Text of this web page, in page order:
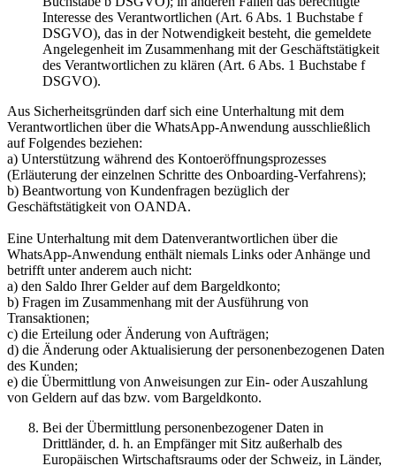
Interesse des Verantwortlichen (Art. 6 Abs. 1 Buchstabe f
DSGVO), das in der Notwendigkeit besteht, die gemeldete
Angelegenheit im Zusammenhang mit der Geschäftstätigkeit
des Verantwortlichen zu klären (Art. 6 Abs. 1 Buchstabe f
DSGVO).
Aus Sicherheitsgründen darf sich eine Unterhaltung mit dem
Verantwortlichen über die WhatsApp-Anwendung ausschließlich
auf Folgendes beziehen:
a) Unterstützung während des Kontoeröffnungsprozesses
(Erläuterung der einzelnen Schritte des Onboarding-Verfahrens);
b) Beantwortung von Kundenfragen bezüglich der
Geschäftstätigkeit von OANDA.
Eine Unterhaltung mit dem Datenverantwortlichen über die
WhatsApp-Anwendung enthält niemals Links oder Anhänge und
betrifft unter anderem auch nicht:
a) den Saldo Ihrer Gelder auf dem Bargeldkonto;
b) Fragen im Zusammenhang mit der Ausführung von
Transaktionen;
c) die Erteilung oder Änderung von Aufträgen;
d) die Änderung oder Aktualisierung der personenbezogenen Daten
des Kunden;
e) die Übermittlung von Anweisungen zur Ein- oder Auszahlung
von Geldern auf das bzw. vom Bargeldkonto.
Bei der Übermittlung personenbezogener Daten in
Drittländer, d. h. an Empfänger mit Sitz außerhalb des
Europäischen Wirtschaftsraums oder der Schweiz, in Länder,